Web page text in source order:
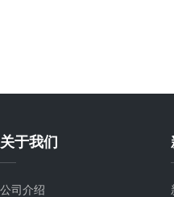
关于我们
公司介绍